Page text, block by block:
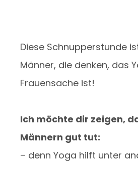
Diese Schnupperstunde
Männer, die denken, das
Frauensache ist!
Ich möchte dir zeigen,
Männern gut tut:
– denn Yoga hilft unter